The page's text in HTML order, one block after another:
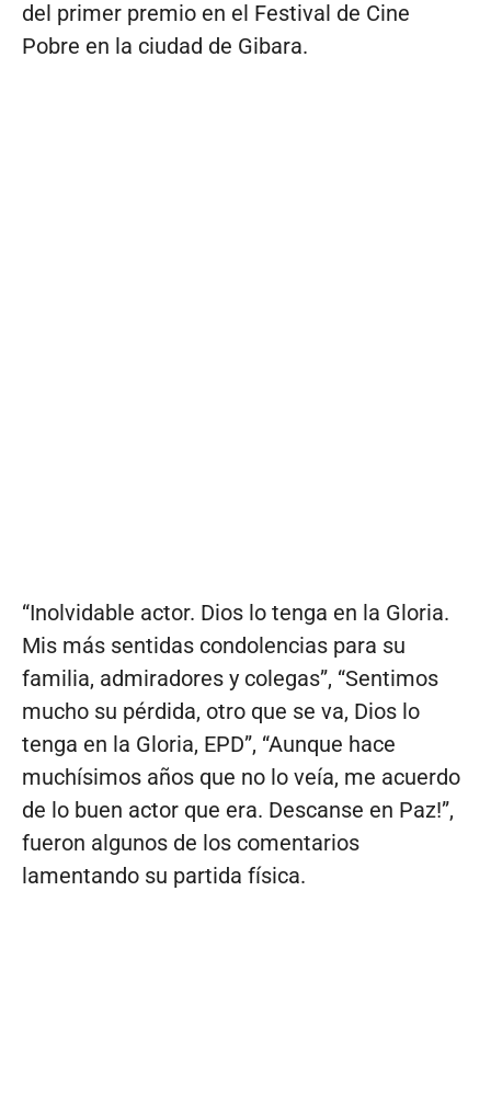
del primer premio en el Festival de Cine
Pobre en la ciudad de Gibara.
“Inolvidable actor. Dios lo tenga en la Gloria.
Mis más sentidas condolencias para su
familia, admiradores y colegas”, “Sentimos
mucho su pérdida, otro que se va, Dios lo
tenga en la Gloria, EPD”, “Aunque hace
muchísimos años que no lo veía, me acuerdo
de lo buen actor que era. Descanse en Paz!”,
fueron algunos de los comentarios
lamentando su partida física.